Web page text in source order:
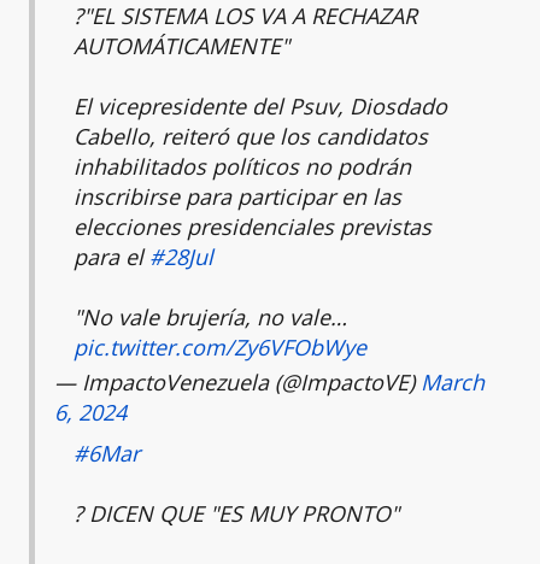
?️"EL SISTEMA LOS VA A RECHAZAR
AUTOMÁTICAMENTE"
El vicepresidente del Psuv, Diosdado
Cabello, reiteró que los candidatos
inhabilitados políticos no podrán
inscribirse para participar en las
elecciones presidenciales previstas
para el#28Jul
"No vale brujería, no vale…
pic.twitter.com/Zy6VFObWye
— ImpactoVenezuela (@ImpactoVE) March
6, 2024
#6Mar
?️ DICEN QUE "ES MUY PRONTO"